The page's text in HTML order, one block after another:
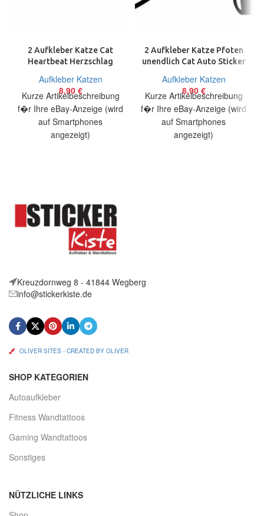
2 Aufkleber Katze Cat
Heartbeat Herzschlag
JDM
Aufkleber Katzen
8,90 €
Kurze Artikelbeschreibung
f�r Ihre eBay-Anzeige (wird
auf Smartphones
angezeigt)
2 Aufkleber Katze Pfoten
unendlich Cat Auto Sticker
Aufkleber Katzen
8,90 €
Kurze Artikelbeschreibung
f�r Ihre eBay-Anzeige (wird
auf Smartphones
angezeigt)
Kreuzdornweg 8 - 41844 Wegberg
info@stickerkiste.de
OLIVER SITES - CREATED BY OLIVER
SHOP KATEGORIEN
Autoaufkleber
Fitness Wandtattoos
Gaming Wandtattoos
Sonstiges
NÜTZLICHE LINKS